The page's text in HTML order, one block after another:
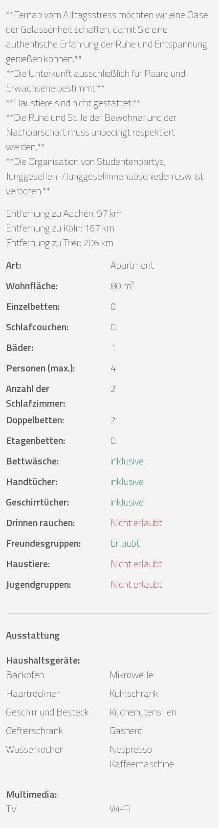
**Fernab vom Alltagsstress möchten wir eine Oase
der Gelassenheit schaffen, damit Sie eine
authentische Erfahrung der Ruhe und Entspannung
genießen können.**
**Die Unterkunft ausschließlich für Paare und
Erwachsene bestimmt.**
**Haustiere sind nicht gestattet.**
**Die Ruhe und Stille der Bewohner und der
Nachbarschaft muss unbedingt respektiert
werden.**
**Die Organisation von Studentenpartys,
Junggesellen-/Junggesellinnenabschieden usw. ist
verboten.**
Entfernung zu Aachen: 97 km
Entfernung zu Köln: 167 km
Entfernung zu Trier: 206 km
Art:
Apartment
Wohnfläche:
80 m²
Einzelbetten:
0
Schlafcouchen:
0
Bäder:
1
Personen (max.):
4
Anzahl der
Schlafzimmer:
2
Doppelbetten:
2
Etagenbetten:
0
Bettwäsche:
inklusive
Handtücher:
inklusive
Geschirrtücher:
inklusive
Drinnen rauchen:
Nicht erlaubt
Freundesgruppen:
Erlaubt
Haustiere:
Nicht erlaubt
Jugendgruppen: Nicht erlaubt
Ausstattung
Haushaltsgeräte:
Backofen
Mikrowelle
Haartrockner
Kühlschrank
Geschirr und Besteck
Küchenutensilien
Gefrierschrank
Gasherd
Wasserkocher
Nespresso
Kaffeemaschine
Multimedia:
TV
Wi-Fi